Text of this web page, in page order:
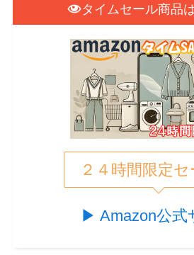
タイムセール商品
２４時間限定セ
▶︎ Amazon公式